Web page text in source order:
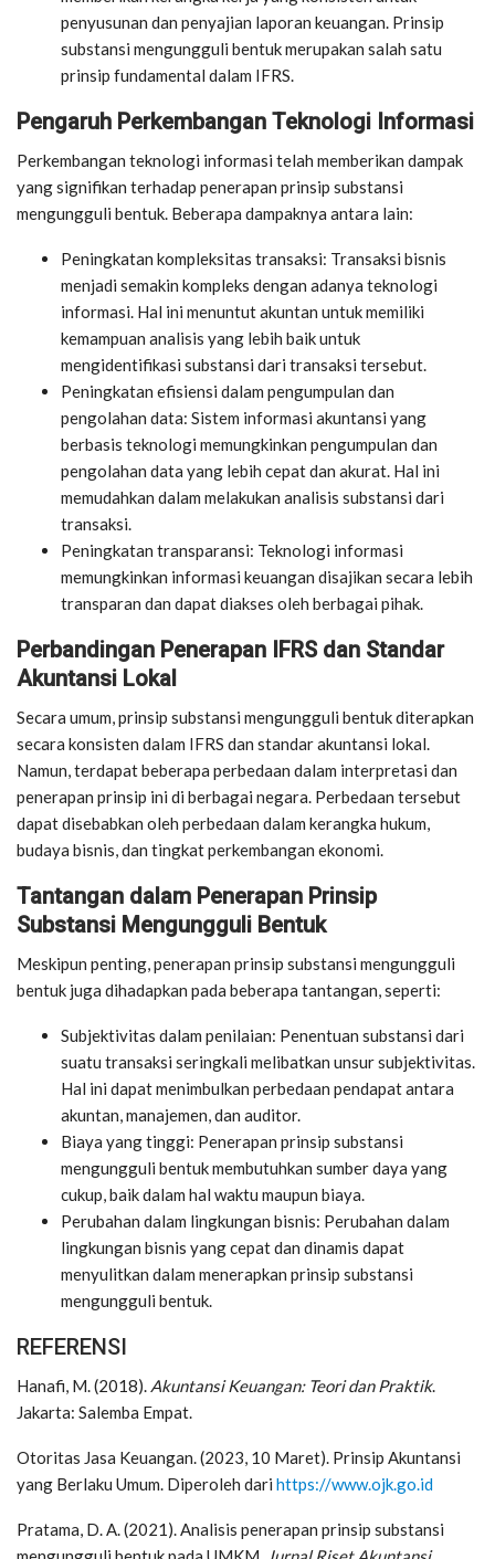
penyusunan dan penyajian laporan keuangan. Prinsip
substansi mengungguli bentuk merupakan salah satu
prinsip fundamental dalam IFRS.
Pengaruh Perkembangan Teknologi Informasi
Perkembangan teknologi informasi telah memberikan dampak
yang signifikan terhadap penerapan prinsip substansi
mengungguli bentuk. Beberapa dampaknya antara lain:
Peningkatan kompleksitas transaksi: Transaksi bisnis
menjadi semakin kompleks dengan adanya teknologi
informasi. Hal ini menuntut akuntan untuk memiliki
kemampuan analisis yang lebih baik untuk
mengidentifikasi substansi dari transaksi tersebut.
Peningkatan efisiensi dalam pengumpulan dan
pengolahan data: Sistem informasi akuntansi yang
berbasis teknologi memungkinkan pengumpulan dan
pengolahan data yang lebih cepat dan akurat. Hal ini
memudahkan dalam melakukan analisis substansi dari
transaksi.
Peningkatan transparansi: Teknologi informasi
memungkinkan informasi keuangan disajikan secara lebih
transparan dan dapat diakses oleh berbagai pihak.
Perbandingan Penerapan IFRS dan Standar
Akuntansi Lokal
Secara umum, prinsip substansi mengungguli bentuk diterapkan
secara konsisten dalam IFRS dan standar akuntansi lokal.
Namun, terdapat beberapa perbedaan dalam interpretasi dan
penerapan prinsip ini di berbagai negara. Perbedaan tersebut
dapat disebabkan oleh perbedaan dalam kerangka hukum,
budaya bisnis, dan tingkat perkembangan ekonomi.
Tantangan dalam Penerapan Prinsip
Substansi Mengungguli Bentuk
Meskipun penting, penerapan prinsip substansi mengungguli
bentuk juga dihadapkan pada beberapa tantangan, seperti:
Subjektivitas dalam penilaian: Penentuan substansi dari
suatu transaksi seringkali melibatkan unsur subjektivitas.
Hal ini dapat menimbulkan perbedaan pendapat antara
akuntan, manajemen, dan auditor.
Biaya yang tinggi: Penerapan prinsip substansi
mengungguli bentuk membutuhkan sumber daya yang
cukup, baik dalam hal waktu maupun biaya.
Perubahan dalam lingkungan bisnis: Perubahan dalam
lingkungan bisnis yang cepat dan dinamis dapat
menyulitkan dalam menerapkan prinsip substansi
mengungguli bentuk.
REFERENSI
Hanafi, M. (2018). Akuntansi Keuangan: Teori dan Praktik.
Jakarta: Salemba Empat.
Otoritas Jasa Keuangan. (2023, 10 Maret). Prinsip Akuntansi
yang Berlaku Umum. Diperoleh dari https://www.ojk.go.id
Pratama, D. A. (2021). Analisis penerapan prinsip substansi